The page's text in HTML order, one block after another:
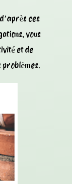
ces
vous
et de